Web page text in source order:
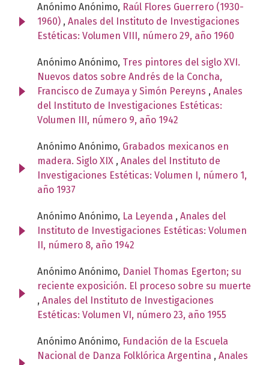
Anónimo Anónimo, Raúl Flores Guerrero (1930-
1960) , Anales del Instituto de Investigaciones
Estéticas: Volumen VIII, número 29, año 1960
Anónimo Anónimo, Tres pintores del siglo XVI.
Nuevos datos sobre Andrés de la Concha,
Francisco de Zumaya y Simón Pereyns , Anales
del Instituto de Investigaciones Estéticas:
Volumen III, número 9, año 1942
Anónimo Anónimo, Grabados mexicanos en
madera. Siglo XIX , Anales del Instituto de
Investigaciones Estéticas: Volumen I, número 1,
año 1937
Anónimo Anónimo, La Leyenda , Anales del
Instituto de Investigaciones Estéticas: Volumen
II, número 8, año 1942
Anónimo Anónimo, Daniel Thomas Egerton; su
reciente exposición. El proceso sobre su muerte
, Anales del Instituto de Investigaciones
Estéticas: Volumen VI, número 23, año 1955
Anónimo Anónimo, Fundación de la Escuela
Nacional de Danza Folklórica Argentina , Anales